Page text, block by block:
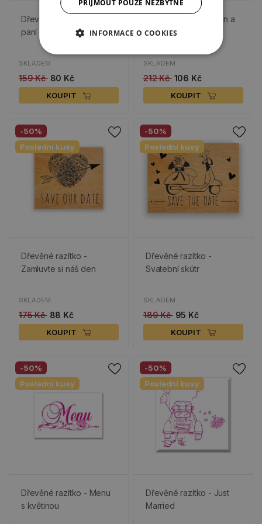
Dřevěné razítko - Pan a
paní
SKLADEM
159 Kč 80 Kč
KOUPIT
Dřevěné razítko - Pan a
paní
SKLADEM
212 Kč 106 Kč
KOUPIT
-50%
Poslední kusy
Dřevěné razítko -
Zamluvte si náš den
SKLADEM
175 Kč 88 Kč
KOUPIT
-50%
Poslední kusy
Dřevěné razítko -
Svatební skútr
SKLADEM
189 Kč 95 Kč
KOUPIT
-50%
Poslední kusy
Dřevěné razítko - Menu
s květinou
-50%
Poslední kusy
Dřevěné razítko - Just
Married
PŘIJMOUT POUZE NEZBYTNÉ
INFORMACE O COOKIES